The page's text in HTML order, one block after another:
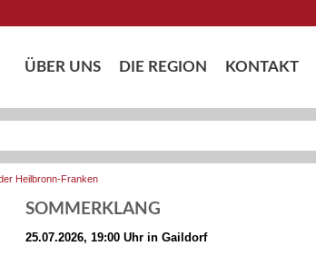
ÜBER UNS DIE REGION KONTAKT
Heilbronn-Franken
SOMMERKLANG
25.07.2026, 19:00 Uhr in Gaildorf